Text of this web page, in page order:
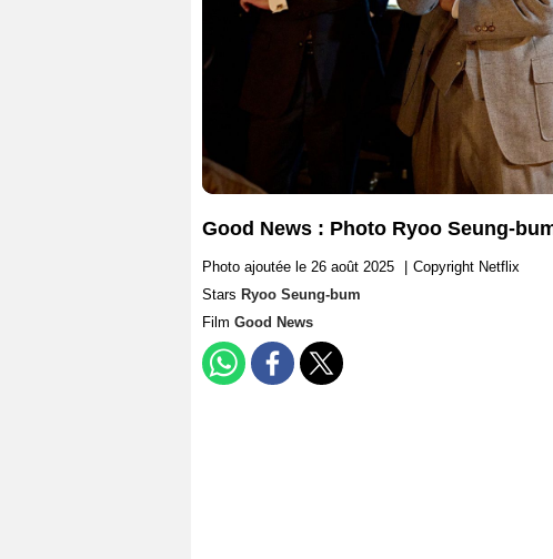
Good News : Photo Ryoo Seung-
Photo ajoutée le 26 août 2025
Copyright Netflix
Stars Ryoo Seung-bum
Film Good News